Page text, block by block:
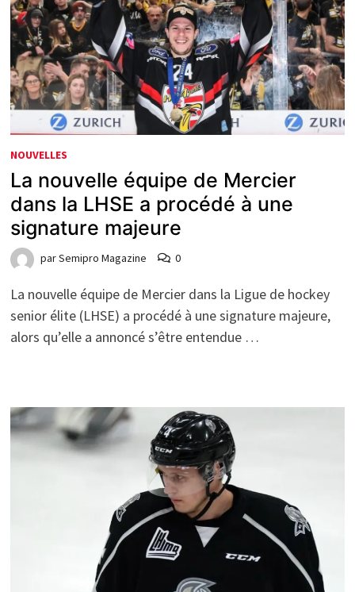
NOUVELLES
La nouvelle équipe de Mercier
dans la LHSE a procédé à une
signature majeure
parSemipro Magazine 0
La nouvelle équipe de Mercier dans la Ligue de hockey
senior élite (LHSE) a procédé à une signature majeure,
alors qu’elle a annoncé s’être entendue …